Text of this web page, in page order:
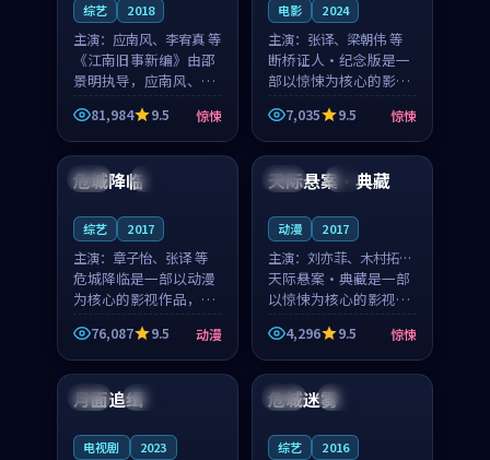
综艺 2018
主演： 应南风、李宥真 等
《江南旧事新编》由邵
景明执导，应南风、李
宥真领衔主演，是一部
2018年上映的日本惊悚
综艺。影片以邻里温情
为切入，呈现一段从初
遇到告别都浸着真实
81,984 9.5 惊悚
电影 2024
主演： 张译、梁朝伟 等
断桥证人·纪念版是一
部以惊悚为核心的影视
作品，围绕危机、反转
与人物成长展开，整体
节奏紧凑，值得推荐观
7,035 9.5 惊悚
中国 4K
危城降临
综艺 2017
主演： 章子怡、张译 等
危城降临是一部以动漫
为核心的影视作品，围
绕危机、反转与人物成
长展开，整体节奏紧
凑，值得推荐观看。
76,087 9.5 动漫
韩国 4K
天际悬案·典藏
动漫 2017
主演： 刘亦菲、木村拓哉
等
天际悬案·典藏是一部
以惊悚为核心的影视作
品，围绕危机、反转与
人物成长展开，整体节
奏紧凑，值得推荐观
看。
4,296 9.5 惊悚
美国 杜比
月面追缉
电视剧 2023
日本 高分
危城迷雾
综艺 2016